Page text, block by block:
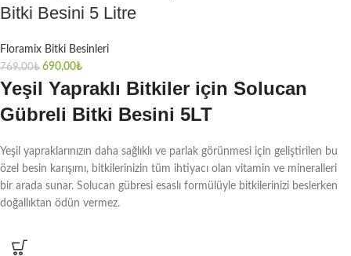
Bitki Besini 5 Litre
Floramix Bitki Besinleri
769,00₺ 690,00₺
Yeşil Yapraklı Bitkiler için Solucan
Gübreli Bitki Besini 5LT
Yeşil yapraklarınızın daha sağlıklı ve parlak görünmesi için geliştirilen bu
özel besin karışımı, bitkilerinizin tüm ihtiyacı olan vitamin ve mineralleri
bir arada sunar. Solucan gübresi esaslı formülüyle bitkilerinizi beslerken
doğallıktan ödün vermez.